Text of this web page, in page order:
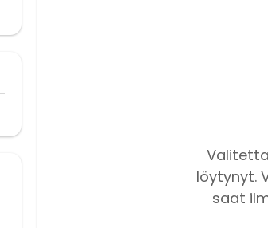
löytynyt.
saat